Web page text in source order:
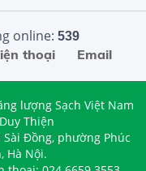
online: 539
Email
thoại
lượng Sạch Việt Nam
Thiện
Đồng, phường Phúc
Hà Nội.